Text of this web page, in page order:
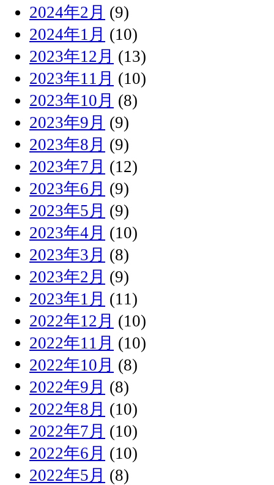
2024年2月 (9)
2024年1月 (10)
2023年12月 (13)
2023年11月 (10)
2023年10月 (8)
2023年9月 (9)
2023年8月 (9)
2023年7月 (12)
2023年6月 (9)
2023年5月 (9)
2023年4月 (10)
2023年3月 (8)
2023年2月 (9)
2023年1月 (11)
2022年12月 (10)
2022年11月 (10)
2022年10月 (8)
2022年9月 (8)
2022年8月 (10)
2022年7月 (10)
2022年6月 (10)
2022年5月 (8)